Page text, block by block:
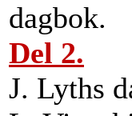
dagbok.
Del 2.
J. Lyths